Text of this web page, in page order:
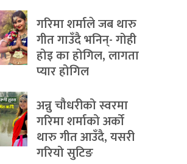
गरिमा शर्माले जब थारु
गीत गाउँदै भनिन्- गोही
होइ का होगिल, लागता
प्यार होगिल
अन्नु चौधरीको स्वरमा
गरिमा शर्माको अर्को
थारु गीत आउँदै, यसरी
गरियो सुटिङ